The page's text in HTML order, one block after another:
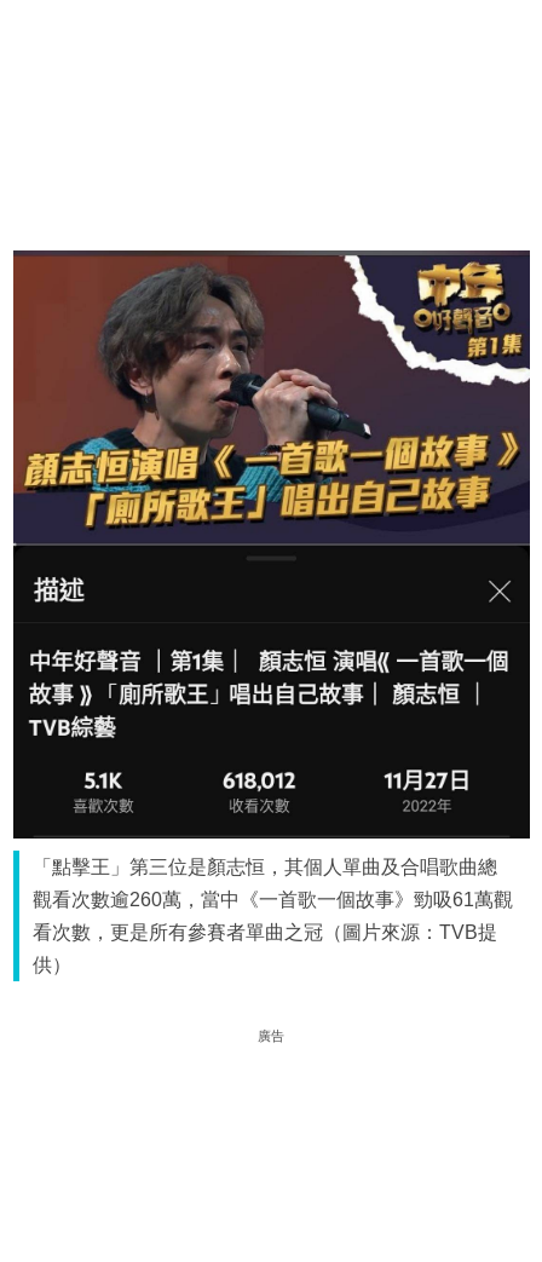
「點擊王」第三位是顏志恒，其個人單曲及合唱歌曲總
觀看次數逾260萬，當中《一首歌一個故事》勁吸61萬觀
看次數，更是所有參賽者單曲之冠（圖片來源：TVB提
供）
廣告